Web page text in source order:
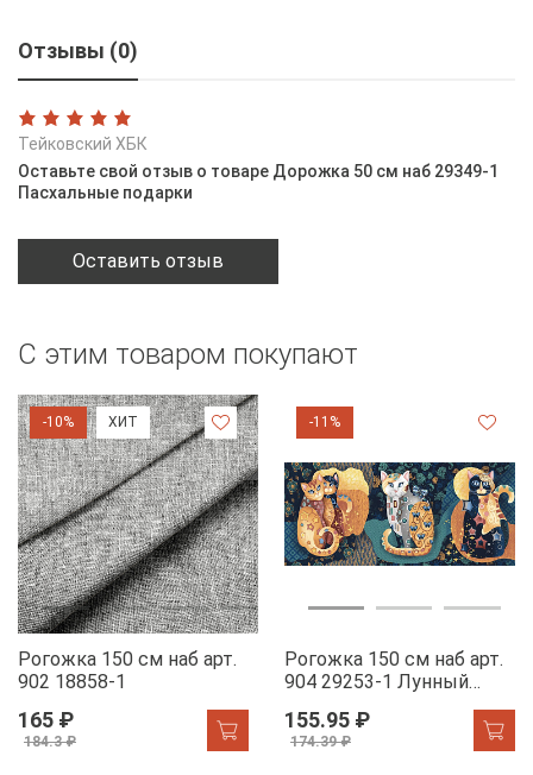
Отзывы (0)
Тейковский ХБК
Оставьте свой отзыв о товаре Дорожка 50 см наб 29349-1
Пасхальные подарки
Оставить отзыв
С этим товаром покупают
-10% ХИТ
Рогожка 150 см наб арт.
902 18858-1
165 ₽
184.3 ₽
-11%
Рогожка 150 см наб арт.
904 29253-1 Лунный
155.95 ₽
174.39 ₽